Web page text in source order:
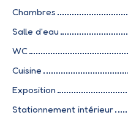
Chambres
Salle d'eau
WC
Cuisine
Exposition
Stationnement intérieur